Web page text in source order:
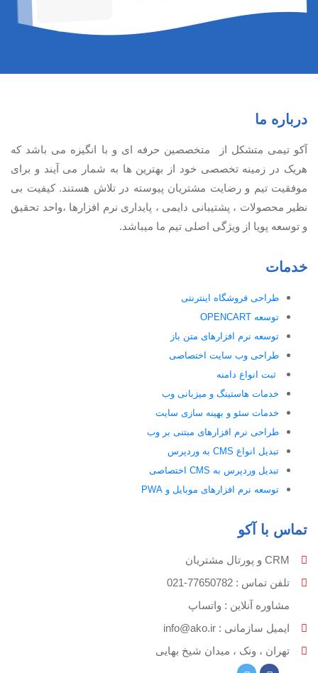
درباره ما
آكو تيمی متشکل از متخصصین حرفه ای و با انگیزه می باشد که
هریک در زمینه تخصصی خود از بهترین ها به شمار می آیند و برای
موفقیت تيم و رضایت مشتریان پیوسته در تلاش هستند. کیفیت بی
نظير محصولات ، پشتیبانی دايمی ، پایداری نرم افزارها ،واحد تحقیق
و توسعه پویا از ویژگی اصلی تیم ما میباشد.
خدمات
طراحی فروشگاه اینترنتی
توسعه OPENCART
توسعه نرم افزارهای متن باز
طراحی وب سایت اختصاصی
ثبت انواع دامنه
خدمات هاستینگ و میزبانی وب
خدمات سئو و بهینه سازی سایت
طراحی نرم افزارهای مبتنی بر وب
تبدیل انواع CMS به وردپرس
تبدیل وردپرس به CMS اختصاصی
توسعه نرم افزارهای موبایل و PWA
تماس با آکو
CRM و پورتال مشتریان
تلفن تماس :‌ 77650782-021
مشاوره آنلاین : واتساپ
ایمیل سازمانی :‌ info@ako.ir
تهران ، ونک ، میدان شیخ بهایی